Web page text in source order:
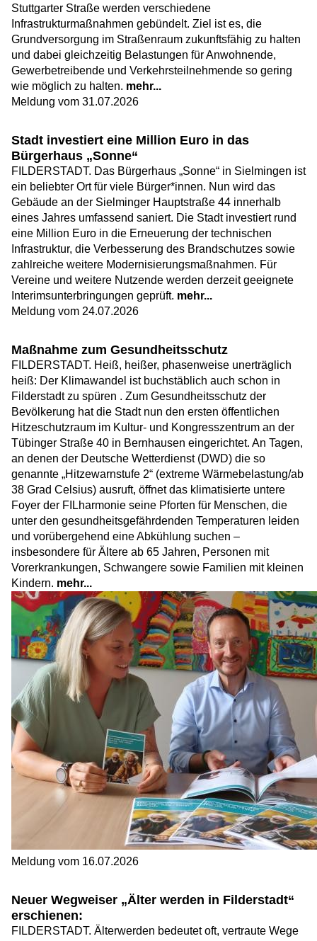
Stuttgarter Straße werden verschiedene
Infrastrukturmaßnahmen gebündelt. Ziel ist es, die
Grundversorgung im Straßenraum zukunftsfähig zu halten
und dabei gleichzeitig Belastungen für Anwohnende,
Gewerbetreibende und Verkehrsteilnehmende so gering
wie möglich zu halten. mehr...
Meldung vom 31.07.2026
Stadt investiert eine Million Euro in das
Bürgerhaus „Sonne“
FILDERSTADT. Das Bürgerhaus „Sonne“ in Sielmingen ist
ein beliebter Ort für viele Bürger*innen. Nun wird das
Gebäude an der Sielminger Hauptstraße 44 innerhalb
eines Jahres umfassend saniert. Die Stadt investiert rund
eine Million Euro in die Erneuerung der technischen
Infrastruktur, die Verbesserung des Brandschutzes sowie
zahlreiche weitere Modernisierungsmaßnahmen. Für
Vereine und weitere Nutzende werden derzeit geeignete
Interimsunterbringungen geprüft. mehr...
Meldung vom 24.07.2026
Maßnahme zum Gesundheitsschutz
FILDERSTADT. Heiß, heißer, phasenweise unerträglich
heiß: Der Klimawandel ist buchstäblich auch schon in
Filderstadt zu spüren . Zum Gesundheitsschutz der
Bevölkerung hat die Stadt nun den ersten öffentlichen
Hitzeschutzraum im Kultur- und Kongresszentrum an der
Tübinger Straße 40 in Bernhausen eingerichtet. An Tagen,
an denen der Deutsche Wetterdienst (DWD) die so
genannte „Hitzewarnstufe 2“ (extreme Wärmebelastung/ab
38 Grad Celsius) ausruft, öffnet das klimatisierte untere
Foyer der FILharmonie seine Pforten für Menschen, die
unter den gesundheitsgefährdenden Temperaturen leiden
und vorübergehend eine Abkühlung suchen –
insbesondere für Ältere ab 65 Jahren, Personen mit
Vorerkrankungen, Schwangere sowie Familien mit kleinen
Kindern. mehr...
Meldung vom 16.07.2026
Neuer Wegweiser „Älter werden in Filderstadt“
erschienen:
FILDERSTADT. Älterwerden bedeutet oft, vertraute Wege